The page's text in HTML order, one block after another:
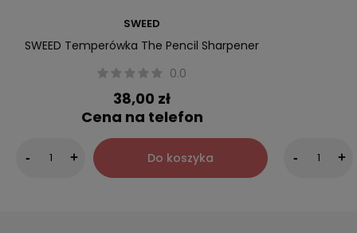
SWEED
SWEED Temperówka The Pencil Sharpener
0.0
38,00 zł
Cena na telefon
- + Do koszyka - +